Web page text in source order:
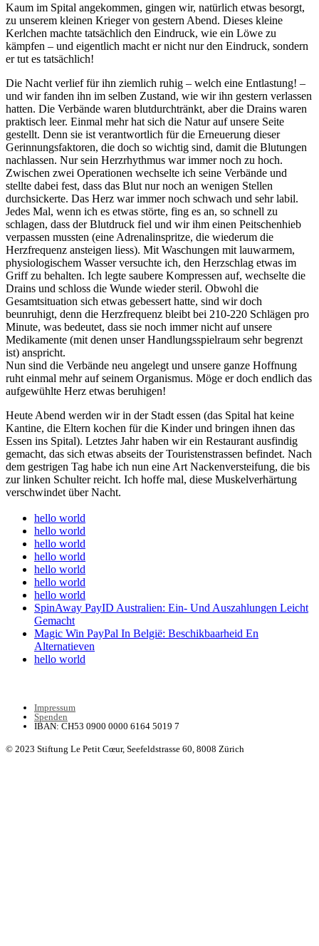
Kaum im Spital angekommen, gingen wir, natürlich etwas besorgt,
zu unserem kleinen Krieger von gestern Abend. Dieses kleine
Kerlchen machte tatsächlich den Eindruck, wie ein Löwe zu
kämpfen – und eigentlich macht er nicht nur den Eindruck, sondern
er tut es tatsächlich!
Die Nacht verlief für ihn ziemlich ruhig – welch eine Entlastung! –
und wir fanden ihn im selben Zustand, wie wir ihn gestern verlassen
hatten. Die Verbände waren blutdurchtränkt, aber die Drains waren
praktisch leer. Einmal mehr hat sich die Natur auf unsere Seite
gestellt. Denn sie ist verantwortlich für die Erneuerung dieser
Gerinnungsfaktoren, die doch so wichtig sind, damit die Blutungen
nachlassen. Nur sein Herzrhythmus war immer noch zu hoch.
Zwischen zwei Operationen wechselte ich seine Verbände und
stellte dabei fest, dass das Blut nur noch an wenigen Stellen
durchsickerte. Das Herz war immer noch schwach und sehr labil.
Jedes Mal, wenn ich es etwas störte, fing es an, so schnell zu
schlagen, dass der Blutdruck fiel und wir ihm einen Peitschenhieb
verpassen mussten (eine Adrenalinspritze, die wiederum die
Herzfrequenz ansteigen liess). Mit Waschungen mit lauwarmem,
physiologischem Wasser versuchte ich, den Herzschlag etwas im
Griff zu behalten. Ich legte saubere Kompressen auf, wechselte die
Drains und schloss die Wunde wieder steril. Obwohl die
Gesamtsituation sich etwas gebessert hatte, sind wir doch
beunruhigt, denn die Herzfrequenz bleibt bei 210-220 Schlägen pro
Minute, was bedeutet, dass sie noch immer nicht auf unsere
Medikamente (mit denen unser Handlungsspielraum sehr begrenzt
ist) anspricht.
Nun sind die Verbände neu angelegt und unsere ganze Hoffnung
ruht einmal mehr auf seinem Organismus. Möge er doch endlich das
aufgewühlte Herz etwas beruhigen!
Heute Abend werden wir in der Stadt essen (das Spital hat keine
Kantine, die Eltern kochen für die Kinder und bringen ihnen das
Essen ins Spital). Letztes Jahr haben wir ein Restaurant ausfindig
gemacht, das sich etwas abseits der Touristenstrassen befindet. Nach
dem gestrigen Tag habe ich nun eine Art Nackenversteifung, die bis
zur linken Schulter reicht. Ich hoffe mal, diese Muskelverhärtung
verschwindet über Nacht.
hello world
hello world
hello world
hello world
hello world
hello world
hello world
SpinAway PayID Australien: Ein- Und Auszahlungen Leicht
Gemacht
Magic Win PayPal In België: Beschikbaarheid En
Alternatieven
hello world
Impressum
Spenden
IBAN: CH53 0900 0000 6164 5019 7
© 2023 Stiftung Le Petit Cœur, Seefeldstrasse 60, 8008 Zürich